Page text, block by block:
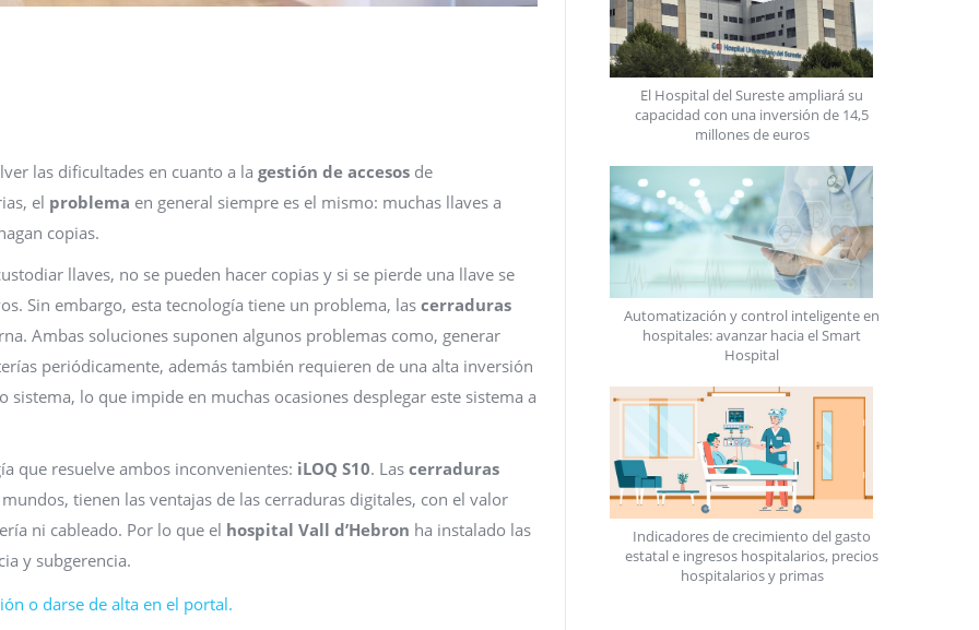
las dificultades en cuanto a la gestión de accesos de
el problema en general siempre es el mismo: muchas llaves a
copias.
llaves, no se pueden hacer copias y si se pierde una llave se
Sin embargo, esta tecnología tiene un problema, las cerraduras
Ambas soluciones suponen algunos problemas como, generar
periódicamente, además también requieren de una alta inversión
lo que impide en muchas ocasiones desplegar este sistema a
que resuelve ambos inconvenientes: iLOQ S10. Las cerraduras
tienen las ventajas de las cerraduras digitales, con el valor
ni cableado. Por lo que el hospital Vall d’Hebron ha instalado las
y subgerencia.
o darse de alta en el portal.
El Hospital del Sureste ampliará su
capacidad con una inversión de 14,5
millones de euros
Automatización y control inteligente en
hospitales: avanzar hacia el Smart
Hospital
Indicadores de crecimiento del gasto
estatal e ingresos hospitalarios, precios
hospitalarios y primas